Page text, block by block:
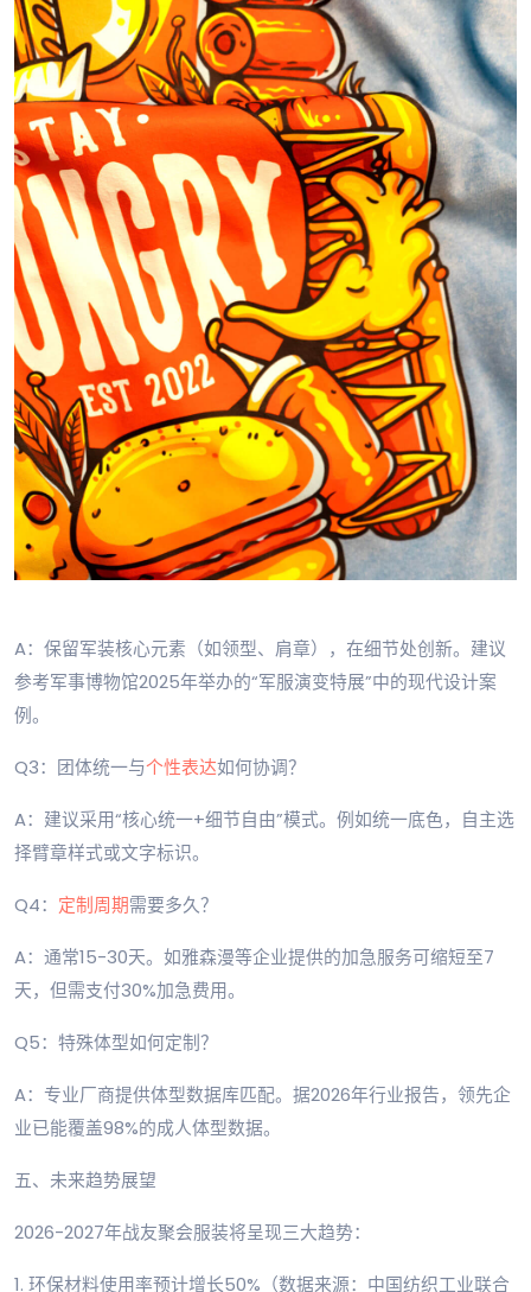
A：保留军装核心元素（如领型、肩章），在细节处创新。建议
参考军事博物馆2025年举办的“军服演变特展”中的现代设计案
例。
Q3：团体统一与个性表达如何协调？
A：建议采用“核心统一+细节自由”模式。例如统一底色，自主选
择臂章样式或文字标识。
Q4： 定制周期需要多久？
A：通常15-30天。如雅森漫等企业提供的加急服务可缩短至7
天，但需支付30%加急费用。
Q5：特殊体型如何定制？
A：专业厂商提供体型数据库匹配。据2026年行业报告，领先企
业已能覆盖98%的成人体型数据。
五、未来趋势展望
2026-2027年战友聚会服装将呈现三大趋势：
1. 环保材料使用率预计增长50%（数据来源：中国纺织工业联合